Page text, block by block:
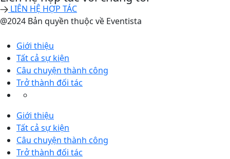
LIÊN HỆ HỢP TÁC
@2024 Bản quyền thuộc về Eventista
Giới thiệu
Tất cả sự kiện
Câu chuyện thành công
Trở thành đối tác
Giới thiệu
Tất cả sự kiện
Câu chuyện thành công
Trở thành đối tác